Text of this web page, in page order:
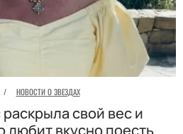
/ НОВОСТИ О ЗВЕЗДАХ
свой вес и
любит вкусно поесть